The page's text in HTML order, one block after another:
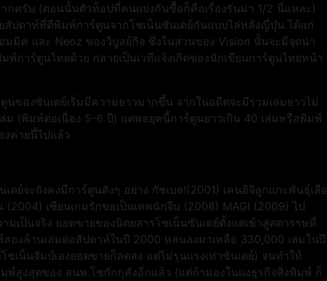
กครับ (ตอนนั้นตัวท็อปที่คนแย่งกันซื้อก็คือเรื่องรันม่า 1/2 นี่แหละ)
สัปดาห์ที่ตีพิมพ์การ์ตูนจากโชเน็นซันเดย์กันแบบไล่หลังญี่ปุ่น ได้แก่
มมิค และ Neoz ของวิบูลย์กิจ ซึ่งในส่วนของ Vision นั้นจะมีจุดน่า
พ์การ์ตูนไทยด้วย กลายเป็นเวทีแจ้งเกิดของนักเขียนการ์ตูนไทยหน้า
ของซันเดย์เริ่มมีความยาวมากขึ้น จากในอดีตจะมีรวมเล่มยาวไม่
ม (พิมพ์ต่อเนื่อง 5-6 ปี) แต่พอยุคนี้การ์ตูนยาวเกิน 40 เล่มหรือพิมพ์
งค่ายนี้ไปแล้ว
ดย์จะยังคงมีการ์ตูนดังๆ อย่าง กัชเบล!(2001) เคนอิจิลูกแกะพันธุ์เสือ
เซียนเกมรักขอเป็นเทพนักจีบ (2008) MAGI (2009) ไป
มเป็นจริง ยอดขายของนิตยสารโชเน็นซันเดย์ตั้งแต่เข้าสู่ศตวรรษที่
องล้านเล่มต่อสัปดาห์ในปี 2000 หล่นลงมาเหลือ 330,000 เล่มในปี
เน็นจัมป์เองยอดขายก็ลดลง แต่ไม่รุนแรงเท่าซันเดย์) จนทำให้
พ์สูงสุดของ สนพ.โชกักกุคังอีกแล้ว (แต่ถ้ามองในแง่ธุรกิจสิ่งพิมพ์ ก็